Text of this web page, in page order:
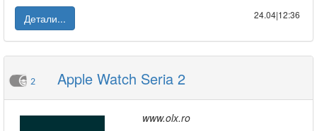
Детали...
24.04|12:36
2 Apple Watch Seria 2
www.olx.ro